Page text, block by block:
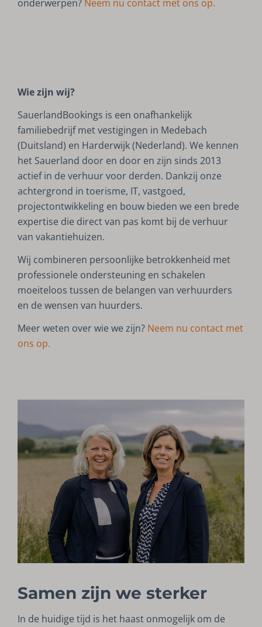
onderwerpen? Neem nu contact met ons op.
Wie zijn wij?
SauerlandBookings is een onafhankelijk
familiebedrijf met vestigingen in Medebach
(Duitsland) en Harderwijk (Nederland). We kennen
het Sauerland door en door en zijn sinds 2013
actief in de verhuur voor derden. Dankzij onze
achtergrond in toerisme, IT, vastgoed,
projectontwikkeling en bouw bieden we een brede
expertise die direct van pas komt bij de verhuur
van vakantiehuizen.
Wij combineren persoonlijke betrokkenheid met
professionele ondersteuning en schakelen
moeiteloos tussen de belangen van verhuurders
en de wensen van huurders.
Meer weten over wie we zijn? Neem nu contact met
ons op.
Samen zijn we sterker
In de huidige tijd is het haast onmogelijk om de